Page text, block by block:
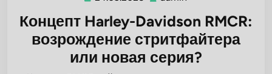
Концепт Harley-Davidson RMCR:
возрождение стритфайтера
или новая серия?